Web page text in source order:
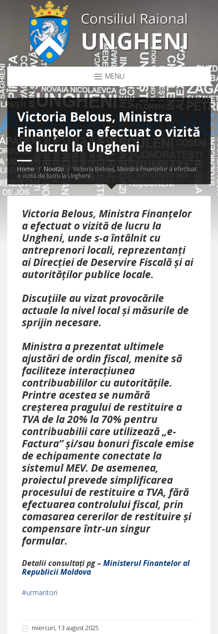
MENU
Victoria Belous, Ministra
Finanțelor a efectuat o vizită
de lucru la Ungheni
Home Noutăți
Victoria Belous, Ministra Finanțelor a efectuat
o vizită de lucru la Ungheni
Victoria Belous, Ministra Finanțelor
a efectuat o vizită de lucru la
Ungheni, unde s-a întâlnit cu
antreprenori locali, reprezentanți
ai Direcției de Deservire Fiscală și ai
autorităților publice locale.
Discuțiile au vizat provocările
actuale la nivel local și măsurile de
sprijin necesare.
Ministra a prezentat ultimele
ajustări de ordin fiscal, menite să
faciliteze interacțiunea
contribuabililor cu autoritățile.
Printre acestea se numără
creșterea pragului de restituire a
TVA de la 20% la 70% pentru
contribuabilii care utilizează „e-
Factura” și/sau bonuri fiscale emise
de echipamente conectate la
sistemul MEV. De asemenea,
proiectul prevede simplificarea
procesului de restituire a TVA, fără
efectuarea controlului fiscal, prin
comasarea cererilor de restituire și
compensare într-un singur
formular.
Detalii consultați pg –Ministerul Finantelor al
Republicii Moldova
#urmaritori
miercuri, 13 august 2025